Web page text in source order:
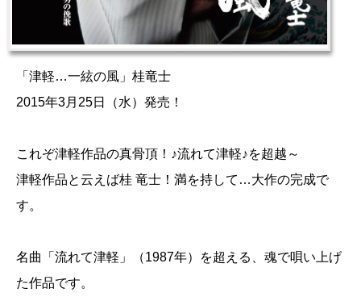
「津軽…一絃の風」桂竜士
2015年3月25日（水）発売！
これぞ津軽作品の真骨頂！♪流れて津軽♪を超越～
津軽作品と云えば桂 竜士！満を持して…大作の完成で
す。
名曲「流れて津軽」（1987年）を超える、魂で唄い上げ
た作品です。